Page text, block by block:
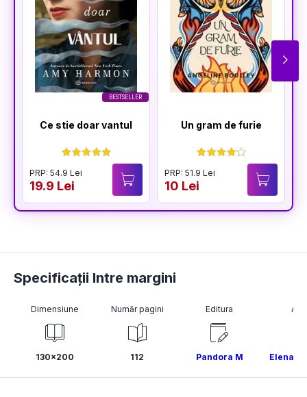
BESTSELLER
Ce stie doar vantul
PRP: 54.9 Lei
19.9 Lei
Un gram de furie
PRP: 51.9 Lei
10 Lei
Specificații Intre margini
Dimensiune
130x200
Număr pagini
112
Editura
Pandora M Elena